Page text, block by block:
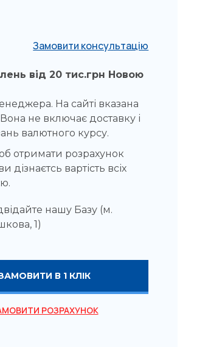
Замовити консультацію
від 20 тис.грн Новою
На сайті вказана
не включає доставку і
валютного курсу.
отримати розрахунок
дізнаєтсь вартість всіх
нашу Базу (м.
1)
В 1 КЛІК
РОЗРАХУНОК